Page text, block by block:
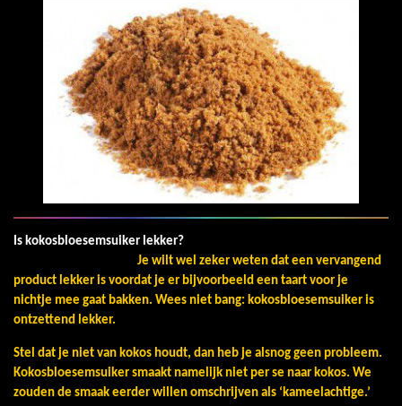
Is kokosbloesemsuiker lekker?
Je wilt wel zeker weten dat een vervangend
product lekker is voordat je er bijvoorbeeld een taart voor je
nichtje mee gaat bakken. Wees niet bang: kokosbloesemsuiker is
ontzettend lekker.
Stel dat je niet van kokos houdt, dan heb je alsnog geen probleem.
Kokosbloesemsuiker smaakt namelijk niet per se naar kokos. We
zouden de smaak eerder willen omschrijven als ‘kameelachtige.’